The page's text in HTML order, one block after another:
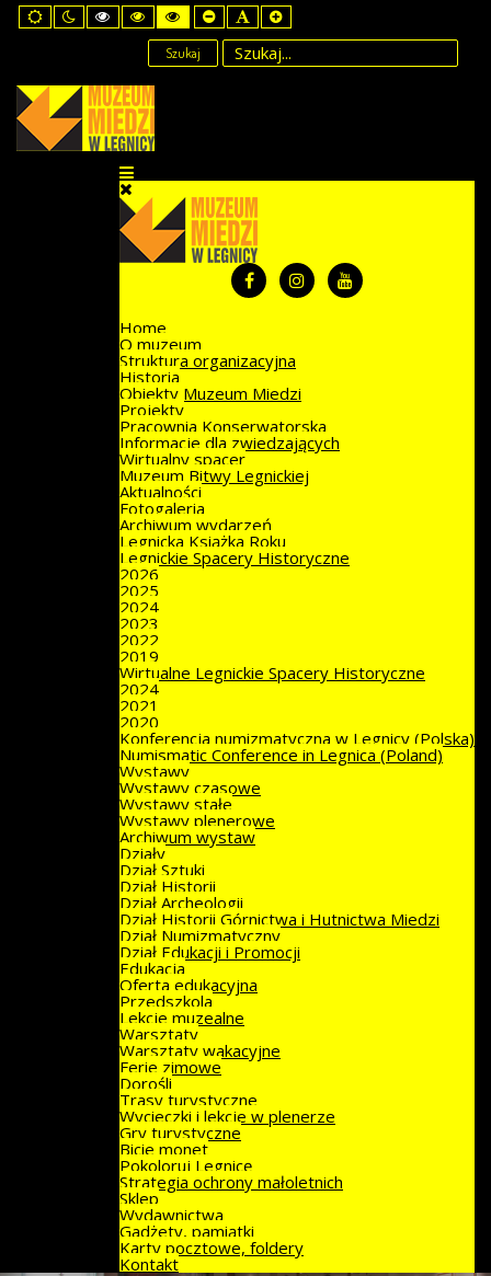
Default
mode
Night
mode
High
Contrast
mode
High
Contrast
Black
Yellow
mode
High
Contrast
Yellow
Black
mode
Set
Smaller
Font
Set
Default
Font
Set
Larger
Font
Szukaj
Home
O muzeum
Struktura organizacyjna
Historia
Obiekty Muzeum Miedzi
Projekty
Pracownia Konserwatorska
Informacje dla zwiedzających
Wirtualny spacer
Muzeum Bitwy Legnickiej
Aktualności
Fotogaleria
Archiwum wydarzeń
Legnicka Książka Roku
Legnickie Spacery Historyczne
2026
2025
2024
2023
2022
2019
Wirtualne Legnickie Spacery Historyczne
2024
2021
2020
Konferencja numizmatyczna w Legnicy (Polska)
Numismatic Conference in Legnica (Poland)
Wystawy
Wystawy czasowe
Wystawy stałe
Wystawy plenerowe
Archiwum wystaw
Działy
Dział Sztuki
Dział Historii
Dział Archeologii
Dział Historii Górnictwa i Hutnictwa Miedzi
Dział Numizmatyczny
Dział Edukacji i Promocji
Edukacja
Oferta edukacyjna
Przedszkola
Lekcje muzealne
Warsztaty
Warsztaty wakacyjne
Ferie zimowe
Dorośli
Trasy turystyczne
Wycieczki i lekcje w plenerze
Gry turystyczne
Bicie monet
Pokoloruj Legnicę
Strategia ochrony małoletnich
Sklep
Wydawnictwa
Gadżety, pamiątki
Karty pocztowe, foldery
Kontakt